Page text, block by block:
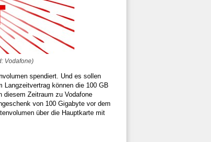
Vodafone)
spendiert. Und es sollen
können die 100 GB
diesem Zeitraum zu Vodafone
von 100 Gigabyte vor dem
über die Hauptkarte mit